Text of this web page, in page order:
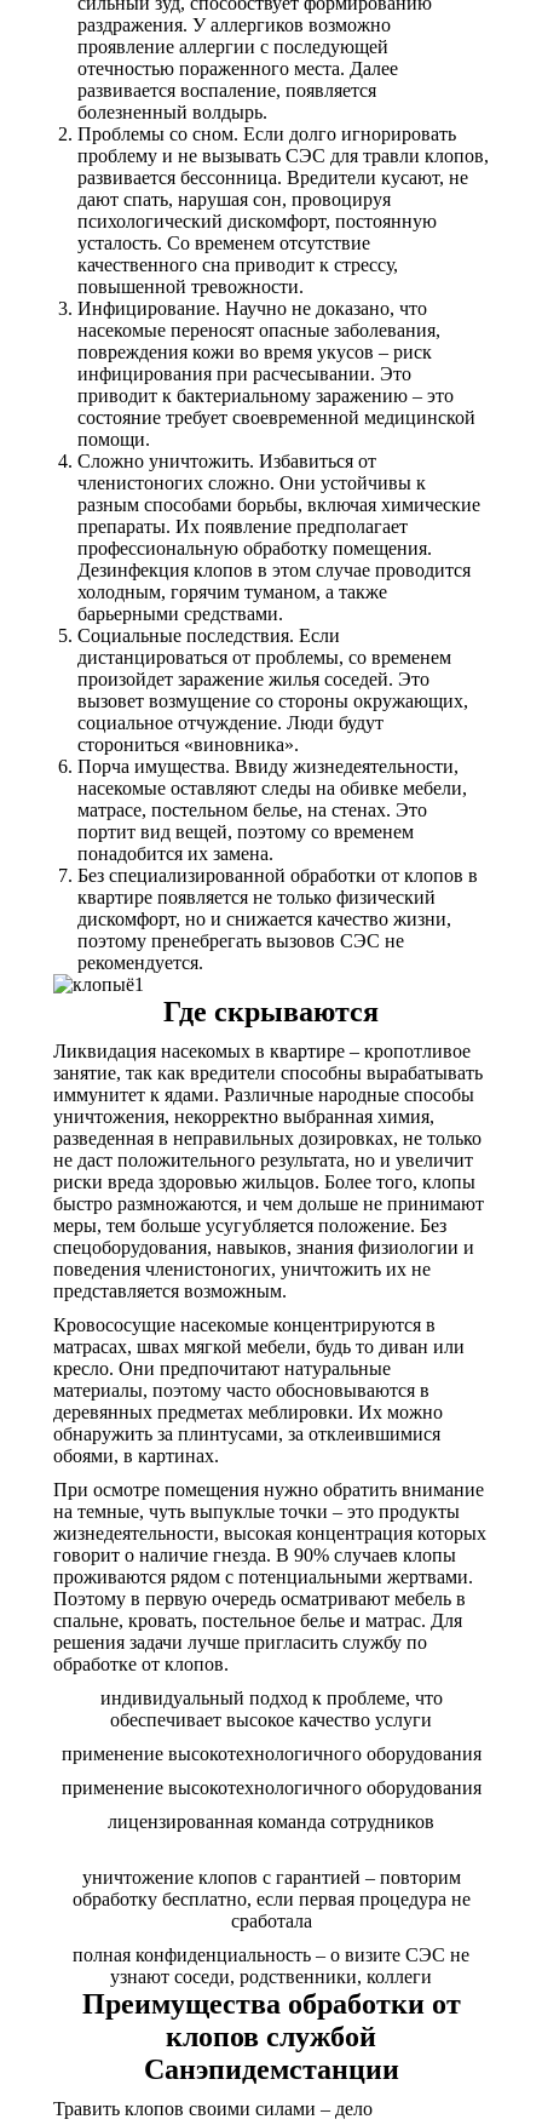
раздражения. У аллергиков возможно
проявление аллергии с последующей
отечностью пораженного места. Далее
развивается воспаление, появляется
болезненный волдырь.
Проблемы со сном. Если долго игнорировать
проблему и не вызывать СЭС для травли клопов,
развивается бессонница. Вредители кусают, не
дают спать, нарушая сон, провоцируя
психологический дискомфорт, постоянную
усталость. Со временем отсутствие
качественного сна приводит к стрессу,
повышенной тревожности.
Инфицирование. Научно не доказано, что
насекомые переносят опасные заболевания,
повреждения кожи во время укусов – риск
инфицирования при расчесывании. Это
приводит к бактериальному заражению – это
состояние требует своевременной медицинской
помощи.
Сложно уничтожить. Избавиться от
членистоногих сложно. Они устойчивы к
разным способами борьбы, включая химические
препараты. Их появление предполагает
профессиональную обработку помещения.
Дезинфекция клопов в этом случае проводится
холодным, горячим туманом, а также
барьерными средствами.
Социальные последствия. Если
дистанцироваться от проблемы, со временем
произойдет заражение жилья соседей. Это
вызовет возмущение со стороны окружающих,
социальное отчуждение. Люди будут
сторониться «виновника».
Порча имущества. Ввиду жизнедеятельности,
насекомые оставляют следы на обивке мебели,
матрасе, постельном белье, на стенах. Это
портит вид вещей, поэтому со временем
понадобится их замена.
Без специализированной обработки от клопов в
квартире появляется не только физический
дискомфорт, но и снижается качество жизни,
поэтому пренебрегать вызовов СЭС не
рекомендуется.
Где скрываются
Ликвидация насекомых в квартире – кропотливое
занятие, так как вредители способны вырабатывать
иммунитет к ядами. Различные народные способы
уничтожения, некорректно выбранная химия,
разведенная в неправильных дозировках, не только
не даст положительного результата, но и увеличит
риски вреда здоровью жильцов. Более того, клопы
быстро размножаются, и чем дольше не принимают
меры, тем больше усугубляется положение. Без
спецоборудования, навыков, знания физиологии и
поведения членистоногих, уничтожить их не
представляется возможным.
Кровососущие насекомые концентрируются в
матрасах, швах мягкой мебели, будь то диван или
кресло. Они предпочитают натуральные
материалы, поэтому часто обосновываются в
деревянных предметах меблировки. Их можно
обнаружить за плинтусами, за отклеившимися
обоями, в картинах.
При осмотре помещения нужно обратить внимание
на темные, чуть выпуклые точки – это продукты
жизнедеятельности, высокая концентрация которых
говорит о наличие гнезда. В 90% случаев клопы
проживаются рядом с потенциальными жертвами.
Поэтому в первую очередь осматривают мебель в
спальне, кровать, постельное белье и матрас. Для
решения задачи лучше пригласить службу по
обработке от клопов.
индивидуальный подход к проблеме, что
обеспечивает высокое качество услуги
применение высокотехнологичного оборудования
применение высокотехнологичного оборудования
лицензированная команда сотрудников
уничтожение клопов с гарантией – повторим
обработку бесплатно, если первая процедура не
сработала
полная конфиденциальность – о визите СЭС не
узнают соседи, родственники, коллеги
Преимущества обработки от
клопов службой
Санэпидемстанции
Травить клопов своими силами – дело